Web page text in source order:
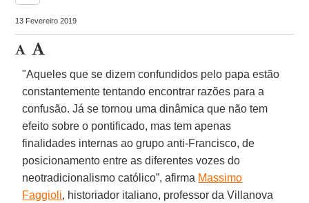
13 Fevereiro 2019
"Aqueles que se dizem confundidos pelo papa estão
constantemente tentando encontrar razões para a
confusão. Já se tornou uma dinâmica que não tem
efeito sobre o pontificado, mas tem apenas
finalidades internas ao grupo anti-Francisco, de
posicionamento entre as diferentes vozes do
neotradicionalismo católico”, afirma Massimo
Faggioli, historiador italiano, professor da Villanova